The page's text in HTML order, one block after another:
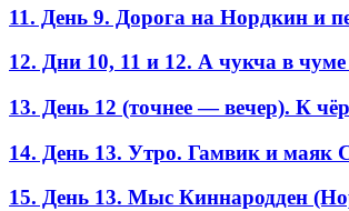
11. День 9. Дорога на Нордкин и
12. Дни 10, 11 и 12. А чукча в
13. День 12 (точнее — вечер). К
14. День 13. Утро. Гамвик и маяк
15. День 13. Мыс Киннародден